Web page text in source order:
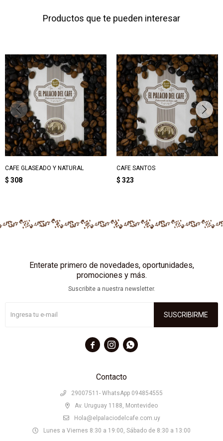
Productos que te pueden interesar
CAFE GLASEADO Y NATURAL
$ 308
CAFE SANTOS
$ 323
Contacto
29007511- WhatsApp 094854555
Av. Uruguay 1188, Montevideo
Hola@elpalaciodelcafe.com.uy
Lunes a Viernes 8:30 a 19:00, Sábado de 8:30 a 13:00
Enterate primero de novedades, oportunidades,
promociones y más.
Suscribite a nuestra newsletter.
SUSCRIBIRME
  